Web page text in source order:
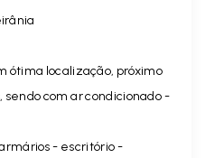
ótima localização, próximo
com ar condicionado -
- escritório -